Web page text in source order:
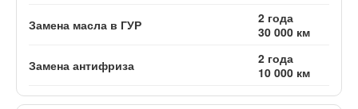
Замена масла в ГУР
2 года
30 000 км
Замена антифриза
2 года
10 000 км